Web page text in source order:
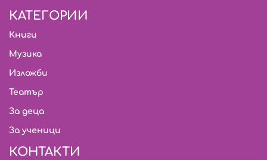
КАТЕГОРИИ
Книги
Музика
Изложби
Театър
За деца
За ученици
КОНТАКТИ